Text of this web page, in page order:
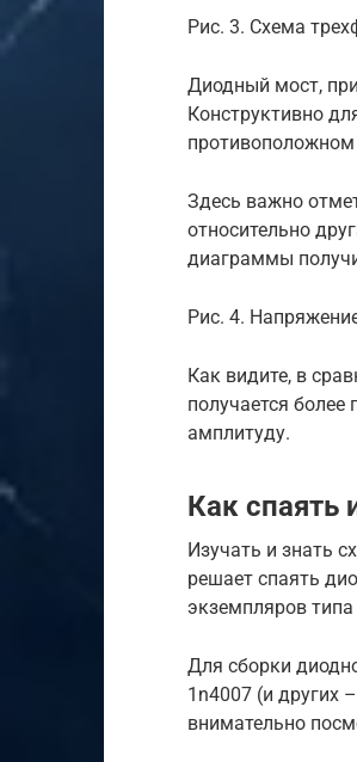
Рис. 3. Схема
Диодный мост,
Конструктивно
противоположном
Здесь важно
относительно
диаграммы
Рис. 4.
Как видите, в
получается
амплитуду.
Как спаять
Изучать и знать
решает спаять
экземпляров
Для сборки
1n4007 (и других
внимательно